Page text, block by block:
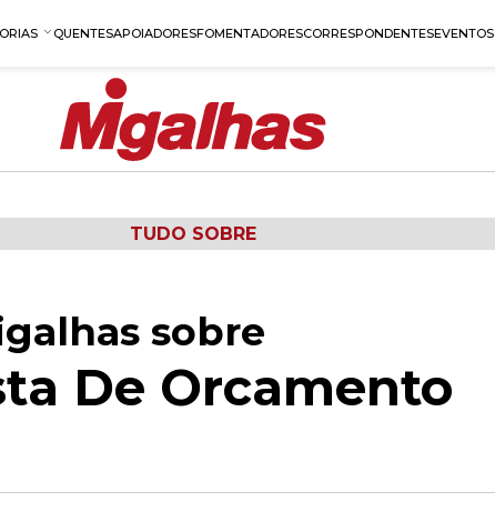
QUENTESAPOIADORESFOMENTADORESCORRESPONDENTESEVENTOS
TUDO SOBRE
sobre
De Orcamento